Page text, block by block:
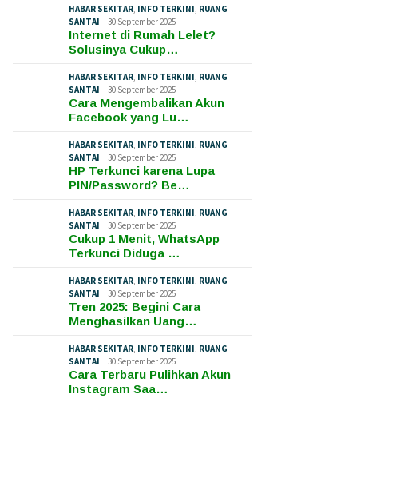
HABAR SEKITAR, INFO TERKINI, RUANG
SANTAI
30 September 2025
Internet di Rumah Lelet?
Solusinya Cukup…
HABAR SEKITAR, INFO TERKINI, RUANG
SANTAI
30 September 2025
Cara Mengembalikan Akun
Facebook yang Lu…
HABAR SEKITAR, INFO TERKINI, RUANG
SANTAI
30 September 2025
HP Terkunci karena Lupa
PIN/Password? Be…
HABAR SEKITAR, INFO TERKINI, RUANG
SANTAI
30 September 2025
Cukup 1 Menit, WhatsApp
Terkunci Diduga …
HABAR SEKITAR, INFO TERKINI, RUANG
SANTAI
30 September 2025
Tren 2025: Begini Cara
Menghasilkan Uang…
HABAR SEKITAR, INFO TERKINI, RUANG
SANTAI
30 September 2025
Cara Terbaru Pulihkan Akun
Instagram Saa…